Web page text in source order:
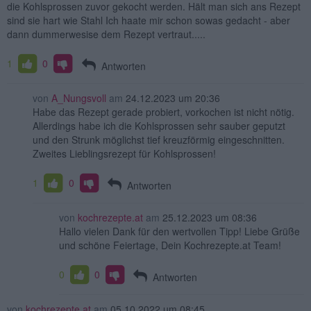
die Kohlsprossen zuvor gekocht werden. Hält man sich ans Rezept
sind sie hart wie Stahl Ich haate mir schon sowas gedacht - aber
dann dummerwesise dem Rezept vertraut.....
1 0 Antworten
von A_Nungsvoll am 24.12.2023 um 20:36
Habe das Rezept gerade probiert, vorkochen ist nicht nötig.
Allerdings habe ich die Kohlsprossen sehr sauber geputzt
und den Strunk möglichst tief kreuzförmig eingeschnitten.
Zweites Lieblingsrezept für Kohlsprossen!
1 0 Antworten
von kochrezepte.atam 25.12.2023 um 08:36
Hallo vielen Dank für den wertvollen Tipp! Liebe Grüße
und schöne Feiertage, Dein Kochrezepte.at Team!
0 0 Antworten